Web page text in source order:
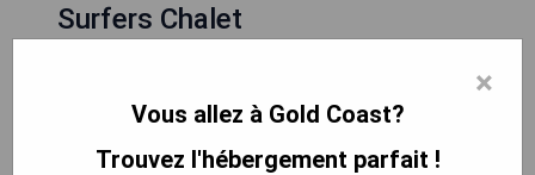
Surfers Chalet
×
Vous allez à Gold Coast?
Trouvez l'hébergement parfait !